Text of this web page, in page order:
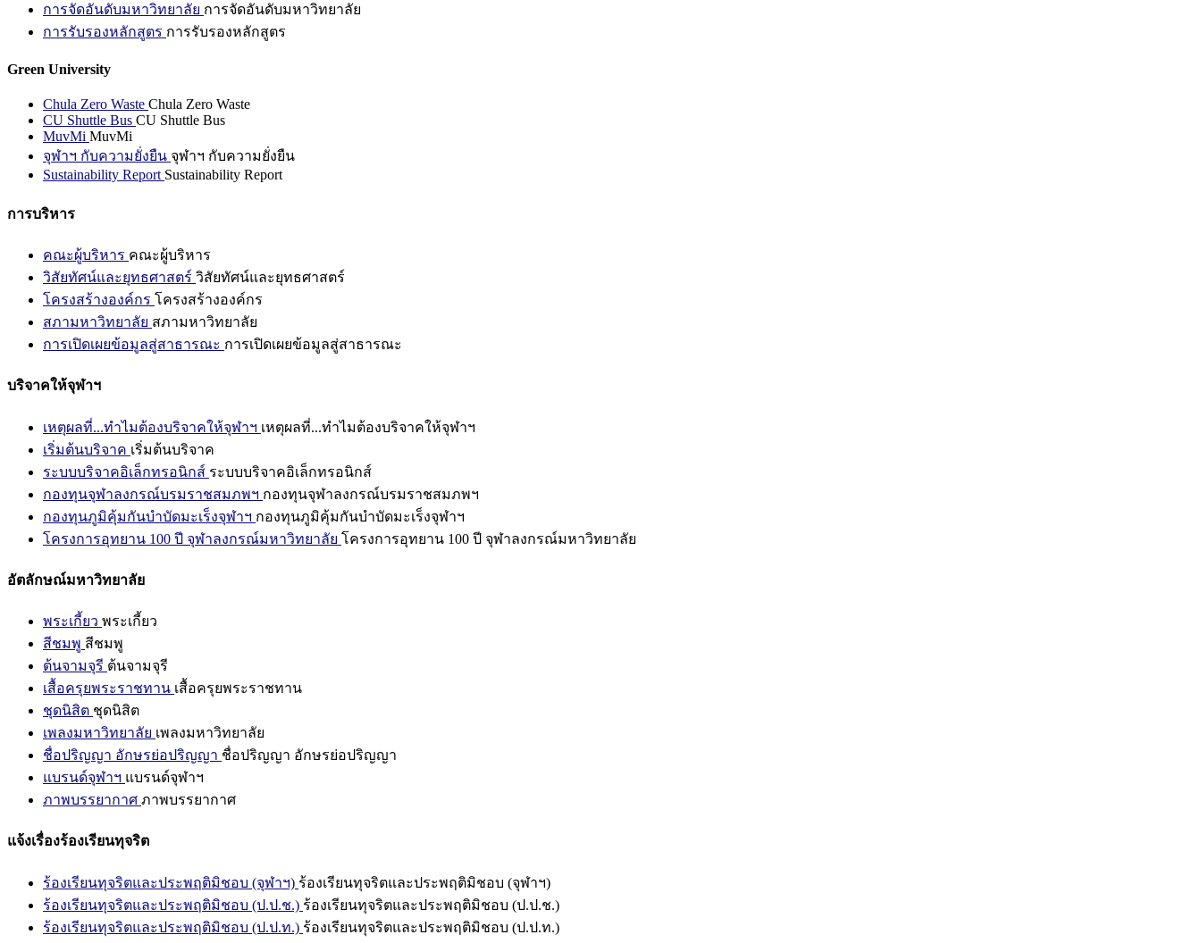
การจัดอันดับมหาวิทยาลัย การจัดอันดับมหาวิทยาลัย
การรับรองหลักสูตร การรับรองหลักสูตร
Green University
Chula Zero Waste Chula Zero Waste
CU Shuttle Bus CU Shuttle Bus
MuvMi MuvMi
จุฬาฯ กับความยั่งยืน จุฬาฯ กับความยั่งยืน
Sustainability Report Sustainability Report
การบริหาร
คณะผู้บริหาร คณะผู้บริหาร
วิสัยทัศน์และยุทธศาสตร์ วิสัยทัศน์และยุทธศาสตร์
โครงสร้างองค์กร โครงสร้างองค์กร
สภามหาวิทยาลัย สภามหาวิทยาลัย
การเปิดเผยข้อมูลสู่สาธารณะ การเปิดเผยข้อมูลสู่สาธารณะ
บริจาคให้จุฬาฯ
เหตุผลที่...ทำไมต้องบริจาคให้จุฬาฯ เหตุผลที่...ทำไมต้องบริจาคให้จุฬาฯ
เริ่มต้นบริจาค เริ่มต้นบริจาค
ระบบบริจาคอิเล็กทรอนิกส์ ระบบบริจาคอิเล็กทรอนิกส์
กองทุนจุฬาลงกรณ์บรมราชสมภพฯ กองทุนจุฬาลงกรณ์บรมราชสมภพฯ
กองทุนภูมิคุ้มกันบำบัดมะเร็งจุฬาฯ กองทุนภูมิคุ้มกันบำบัดมะเร็งจุฬาฯ
โครงการอุทยาน 100 ปี จุฬาลงกรณ์มหาวิทยาลัย โครงการอุทยาน 100 ปี จุฬาลงกรณ์มหาวิทยาลัย
อัตลักษณ์มหาวิทยาลัย
พระเกี้ยว พระเกี้ยว
สีชมพู สีชมพู
ต้นจามจุรี ต้นจามจุรี
เสื้อครุยพระราชทาน เสื้อครุยพระราชทาน
ชุดนิสิต ชุดนิสิต
เพลงมหาวิทยาลัย เพลงมหาวิทยาลัย
ชื่อปริญญา อักษรย่อปริญญา ชื่อปริญญา อักษรย่อปริญญา
แบรนด์จุฬาฯ แบรนด์จุฬาฯ
ภาพบรรยากาศ ภาพบรรยากาศ
แจ้งเรื่องร้องเรียนทุจริต
ร้องเรียนทุจริตและประพฤติมิชอบ (จุฬาฯ) ร้องเรียนทุจริตและประพฤติมิชอบ (จุฬาฯ)
ร้องเรียนทุจริตและประพฤติมิชอบ (ป.ป.ช.) ร้องเรียนทุจริตและประพฤติมิชอบ (ป.ป.ช.)
ร้องเรียนทุจริตและประพฤติมิชอบ (ป.ป.ท.) ร้องเรียนทุจริตและประพฤติมิชอบ (ป.ป.ท.)